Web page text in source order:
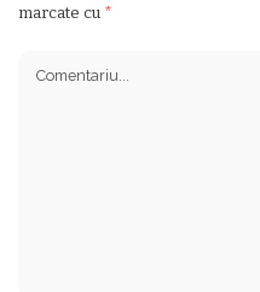
marcate cu *